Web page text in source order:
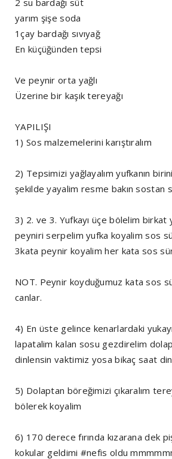
yarım şişe soda
1çay bardağı sıvıyağ
En küçüğünden tepsi
Ve peynir orta yağlı
Üzerine bir kaşık tereyağı
YAPILIŞI
1) Sos malzemelerini karıştıralım
2) Tepsimizi yağlayalım yufkanın
şekilde yayalim resme bakın sostan
3) 2. ve 3. Yufkayı üçe bölelim birkat
peyniri serpelim yufka koyalim sos
3kata peynir koyalim her kata sos
NOT. Peynir koyduğumuz kata sos
canlar.
4) En üste gelince kenarlardaki
lapatalim kalan sosu gezdirelim
dinlensin vaktimiz yosa bikaç saat
5) Dolaptan böreğimizi çıkaralım
bölerek koyalim
6) 170 derece fırında kızarana dek
kokular geldimi #nefis oldu